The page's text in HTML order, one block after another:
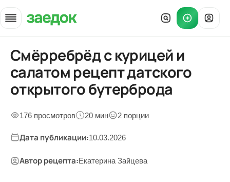
Главная
»
Рецепты
Смёрребрёд с курицей
Смёрребрёд с курицей и
салатом рецепт датского
открытого бутерброда
176 просмотров 20 мин 2 порции
Дата публикации:10.03.2026
Автор рецепта:Екатерина Зайцева